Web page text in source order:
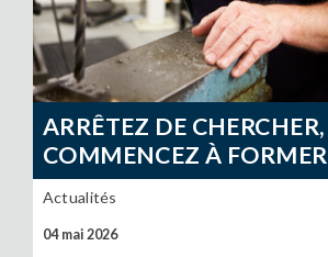
ARRÊTEZ DE CHERCHER,
COMMENCEZ À FORMER
Actualités
04 mai 2026